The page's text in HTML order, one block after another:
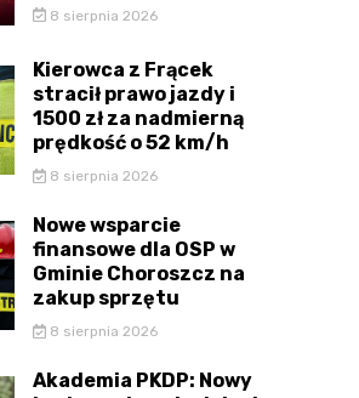
8 sierpnia 2026
Kierowca z Frącek
stracił prawo jazdy i
1500 zł za nadmierną
prędkość o 52 km/h
8 sierpnia 2026
Nowe wsparcie
finansowe dla OSP w
Gminie Choroszcz na
zakup sprzętu
8 sierpnia 2026
Akademia PKDP: Nowy